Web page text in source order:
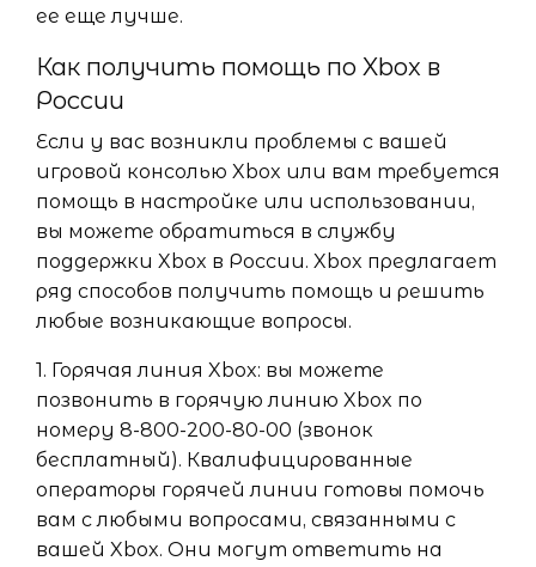
ее еще лучше.
Как получить помощь по Xbox в
России
Если у вас возникли проблемы с вашей
игровой консолью Xbox или вам требуется
помощь в настройке или использовании,
вы можете обратиться в службу
поддержки Xbox в России. Xbox предлагает
ряд способов получить помощь и решить
любые возникающие вопросы.
1. Горячая линия Xbox: вы можете
позвонить в горячую линию Xbox по
номеру 8-800-200-80-00 (звонок
бесплатный). Квалифицированные
операторы горячей линии готовы помочь
вам с любыми вопросами, связанными с
вашей Xbox. Они могут ответить на